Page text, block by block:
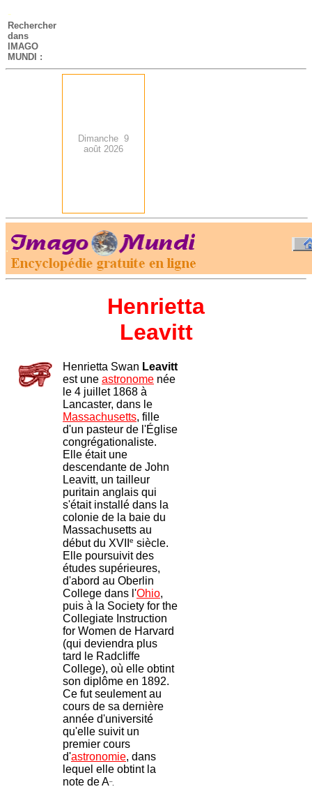
-
Rechercher
dans
IMAGO
MUNDI :
Dimanche 9
août 2026
.
Henrietta
Leavitt
Henrietta Swan Leavitt
est une astronome née
le 4 juillet 1868 à
Lancaster, dans le
Massachusetts, fille
d'un pasteur de l'Église
congrégationaliste.
Elle était une
descendante de John
Leavitt, un tailleur
puritain anglais qui
s'était installé dans la
colonie de la baie du
Massachusetts au
début du XVII
e siècle.
Elle poursuivit des
études supérieures,
d'abord au Oberlin
College dans l'Ohio,
puis à la Society for the
Collegiate Instruction
for Women de Harvard
(qui deviendra plus
tard le Radcliffe
College), où elle obtint
son diplôme en 1892.
Ce fut seulement au
cours de sa dernière
année d'université
qu'elle suivit un
premier cours
d'astronomie, dans
lequel elle obtint la
note de A–.